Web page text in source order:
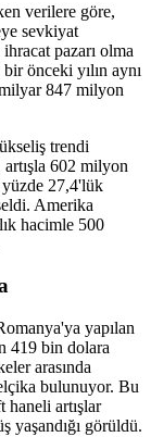
verilere göre,
sevkiyat
pazarı olma
önceki yılın aynı
847 milyon
trendi
602 milyon
yüzde 27,4'lük
Amerika
hacimle 500
yapılan
419 bin dolara
arasında
bulunuyor. Bu
haneli artışlar
yaşandığı görüldü.